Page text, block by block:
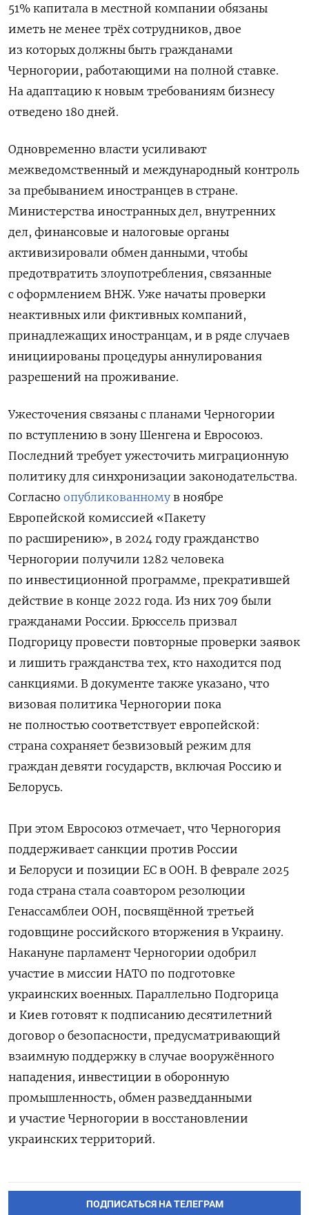
51% капитала в местной компании обязаны
иметь не менее трёх сотрудников, двое
из которых должны быть гражданами
Черногории, работающими на полной ставке.
На адаптацию к новым требованиям бизнесу
отведено 180 дней.
Одновременно власти усиливают
межведомственный и международный контроль
за пребыванием иностранцев в стране.
Министерства иностранных дел, внутренних
дел, финансовые и налоговые органы
активизировали обмен данными, чтобы
предотвратить злоупотребления, связанные
с оформлением ВНЖ. Уже начаты проверки
неактивных или фиктивных компаний,
принадлежащих иностранцам, и в ряде случаев
инициированы процедуры аннулирования
разрешений на проживание.
Ужесточения связаны с планами Черногории
по вступлению в зону Шенгена и Евросоюз.
Последний требует ужесточить миграционную
политику для синхронизации законодательства.
Согласно опубликованному в ноябре
Европейской комиссией «Пакету
по расширению», в 2024 году гражданство
Черногории получили 1282 человека
по инвестиционной программе, прекратившей
действие в конце 2022 года. Из них 709 были
гражданами России. Брюссель призвал
Подгорицу провести повторные проверки заявок
и лишить гражданства тех, кто находится под
санкциями. В документе также указано, что
визовая политика Черногории пока
не полностью соответствует европейской:
страна сохраняет безвизовый режим для
граждан девяти государств, включая Россию и
Белорусь.
При этом Евросоюз отмечает, что Черногория
поддерживает санкции против России
и Белоруси и позиции ЕС в ООН. В феврале 2025
года страна стала соавтором резолюции
Генассамблеи ООН, посвящённой третьей
годовщине российского вторжения в Украину.
Накануне парламент Черногории одобрил
участие в миссии НАТО по подготовке
украинских военных. Параллельно Подгорица
и Киев готовят к подписанию десятилетний
договор о безопасности, предусматривающий
взаимную поддержку в случае вооружённого
нападения, инвестиции в оборонную
промышленность, обмен разведданными
и участие Черногории в восстановлении
украинских территорий.
ПОДПИСАТЬСЯ НА ТЕЛЕГРАМ